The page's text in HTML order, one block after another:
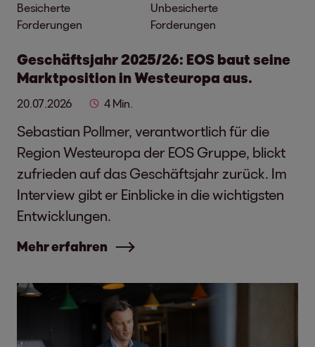
Besicherte
Forderungen
Unbesicherte
Forderungen
Geschäftsjahr 2025/26: EOS baut seine
Marktposition in Westeuropa aus.
20.07.2026 4 Min.
Sebastian Pollmer, verantwortlich für die
Region Westeuropa der EOS Gruppe, blickt
zufrieden auf das Geschäftsjahr zurück. Im
Interview gibt er Einblicke in die wichtigsten
Entwicklungen.
Mehr erfahren